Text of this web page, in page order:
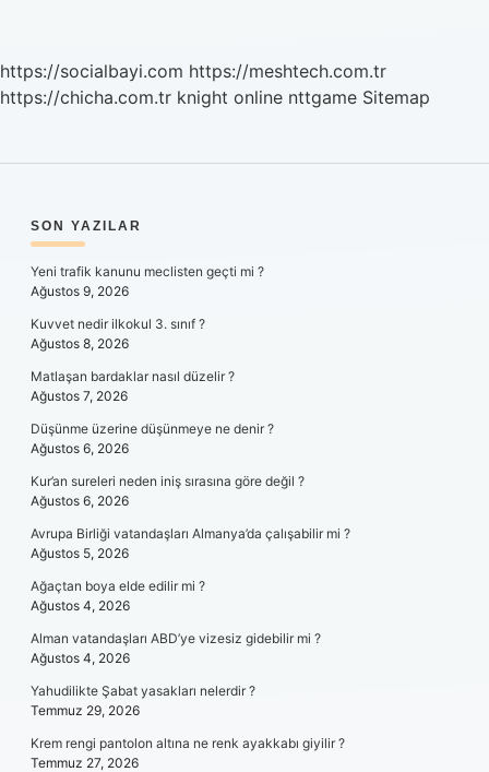
https://socialbayi.com https://meshtech.com.tr
https://chicha.com.tr knight online nttgame Sitemap
SIDEBAR
SON YAZILAR
Yeni trafik kanunu meclisten geçti mi ?
Ağustos 9, 2026
Kuvvet nedir ilkokul 3. sınıf ?
Ağustos 8, 2026
Matlaşan bardaklar nasıl düzelir ?
Ağustos 7, 2026
Düşünme üzerine düşünmeye ne denir ?
Ağustos 6, 2026
Kur’an sureleri neden iniş sırasına göre değil ?
Ağustos 6, 2026
Avrupa Birliği vatandaşları Almanya’da çalışabilir mi ?
Ağustos 5, 2026
Ağaçtan boya elde edilir mi ?
Ağustos 4, 2026
Alman vatandaşları ABD’ye vizesiz gidebilir mi ?
Ağustos 4, 2026
Yahudilikte Şabat yasakları nelerdir ?
Temmuz 29, 2026
Krem rengi pantolon altına ne renk ayakkabı giyilir ?
Temmuz 27, 2026